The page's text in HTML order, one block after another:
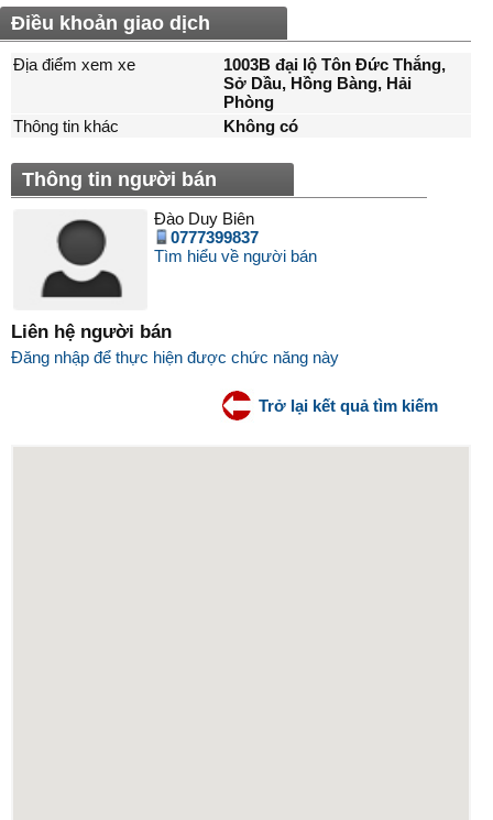
Điều khoản giao dịch
Địa điểm xem xe
1003B đại lộ Tôn Đức Thắng,
Sở Dầu, Hồng Bàng, Hải
Phòng
Thông tin khác
Không có
Thông tin người bán
Đào Duy Biên
0777399837
Tìm hiểu về người bán
Liên hệ người bán
Đăng nhập để thực hiện được chức năng này
Trở lại kết quả tìm kiếm